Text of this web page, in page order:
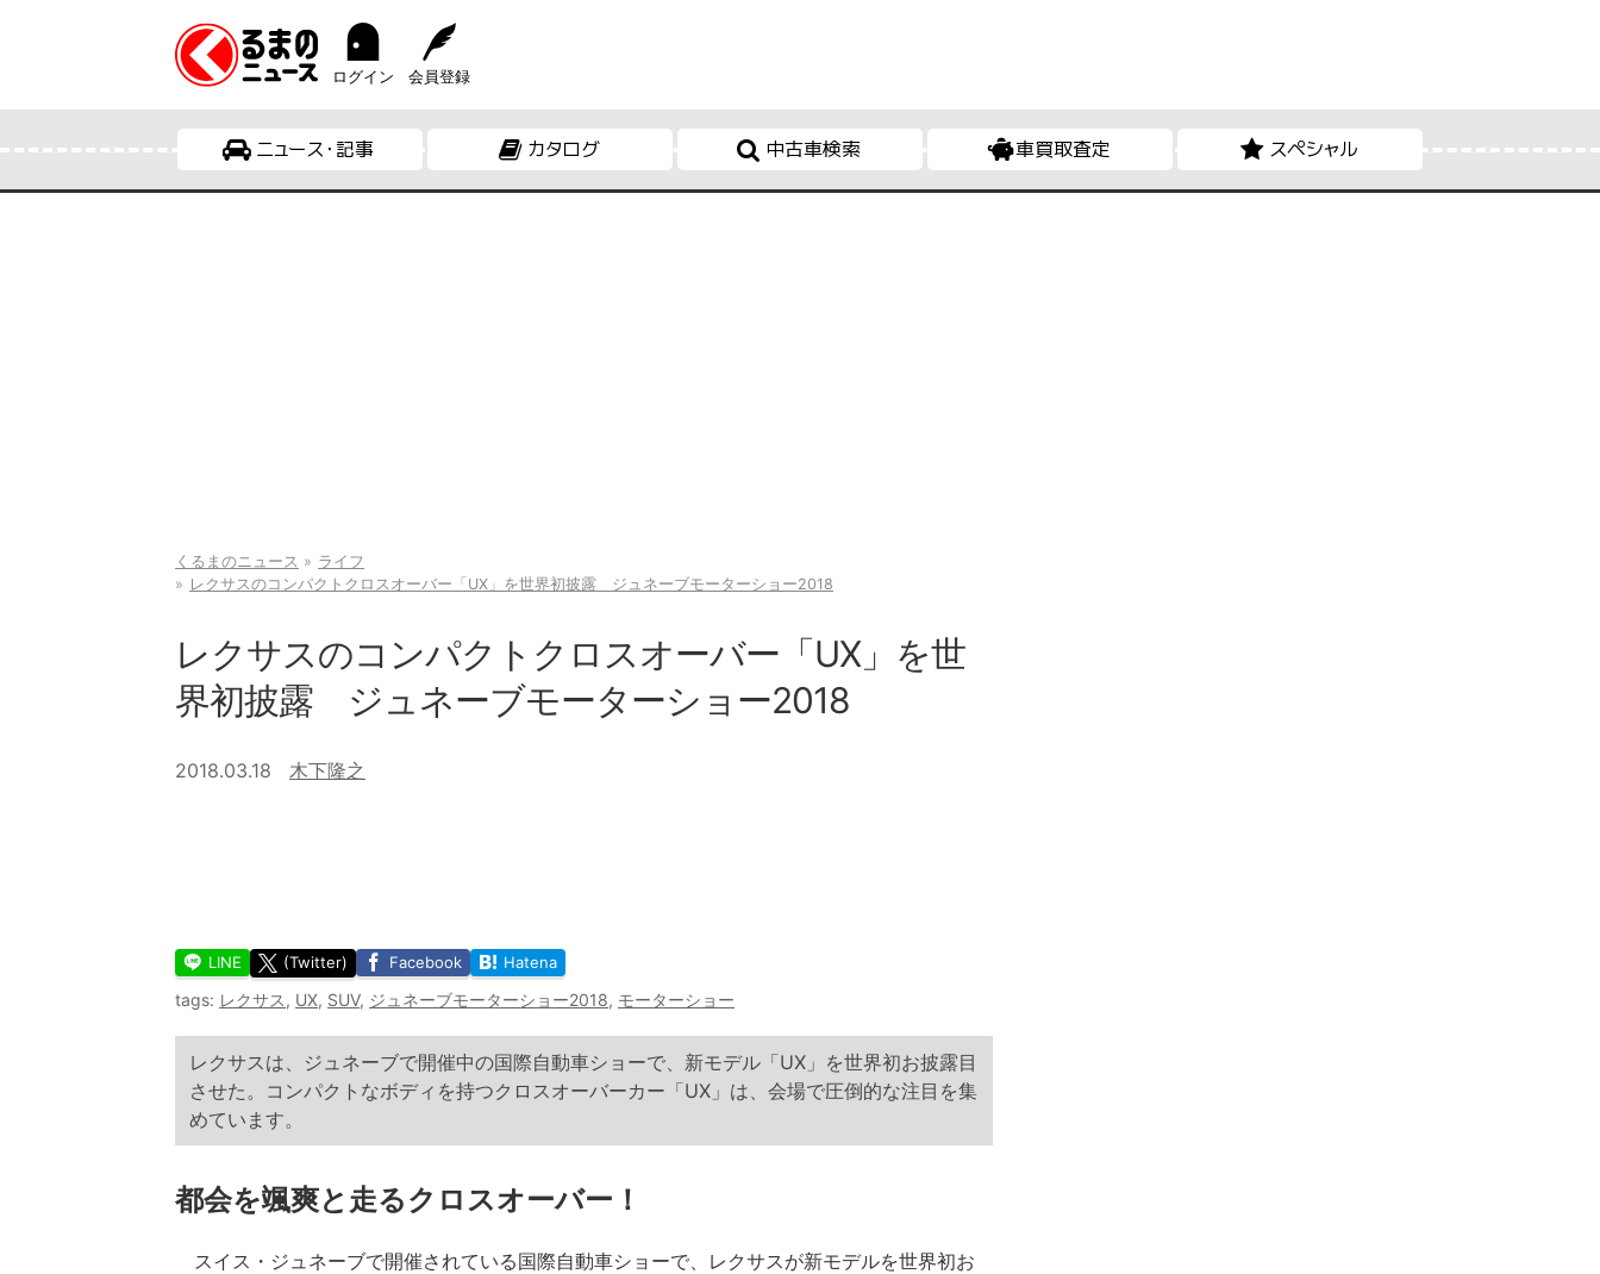
ログイン 会員登録
ニュース・記事 カタログ 中古車検索 車買取査定 スペシャル
くるまのニュース
ライフ
レクサスのコンパクトクロスオーバー「UX」を世界初披露 ジュネーブモーターショー2018
レクサスのコンパクトクロスオーバー「UX」を世
界初披露 ジュネーブモーターショー2018
2018.03.18 木下隆之
LINE (Twitter) Facebook Hatena
tags: レクサス, UX, SUV, ジュネーブモーターショー2018, モーターショー
レクサスは、ジュネーブで開催中の国際自動車ショーで、新モデル「UX」を世界初お披露目
させた。コンパクトなボディを持つクロスオーバーカー「UX」は、会場で圧倒的な注目を集
めています。
都会を颯爽と走るクロスオーバー！
スイス・ジュネーブで開催されている国際自動車ショーで、レクサスが新モデルを世界初お